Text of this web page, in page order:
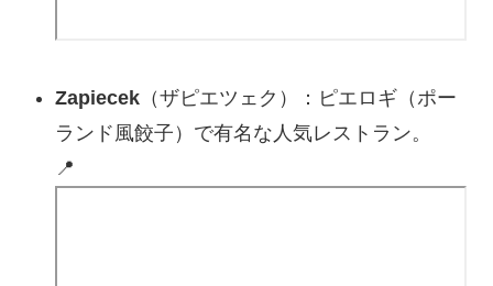
Zapiecek（ザピエツェク）：ピエロギ（ポー
ランド風餃子）で有名な人気レストラン。
📍